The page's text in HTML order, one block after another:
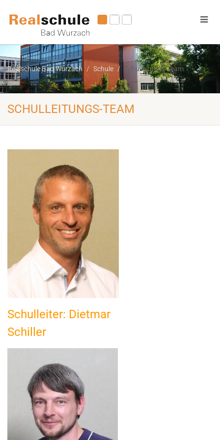
Realschule Bad Wurzach Schule Schulleitungs-Team
SCHULLEITUNGS-TEAM
Schulleiter: Dietmar
Schiller